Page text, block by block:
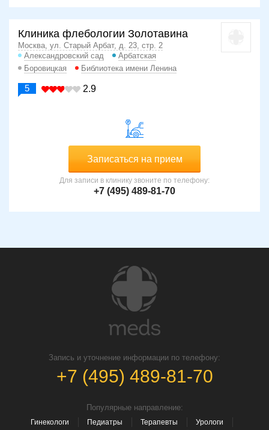
Клиника флебологии Золотавина
Москва, ул. Старый Арбат, д. 23, стр. 2
Александровский сад
Арбатская
Боровицкая
Библиотека имени Ленина
5 2.9
Записаться на прием
Для записи в клинику звоните по телефону:
+7 (495) 489-81-70
Запись и уточнение информации по телефону:
+7 (495) 489-81-70
Популярные направление:
Гинекологи Педиатры Терапевты
Урологи